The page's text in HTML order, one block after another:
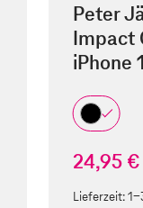
Peter
Impact
iPhone
24,95 €
Lieferzeit:1-